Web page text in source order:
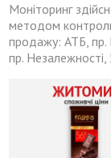
Моніторинг
методом
продажу: АТБ, пр.
пр. Незалежності,